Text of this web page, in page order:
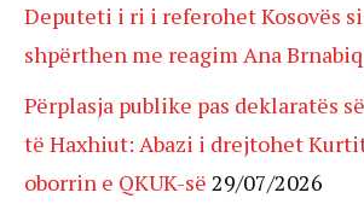
Deputeti i ri i referohet Kosovës
shpërthen me reagim Ana Brnabiq
Përplasja publike pas deklaratës
të Haxhiut: Abazi i drejtohet
oborrin e QKUK-së 29/07/2026